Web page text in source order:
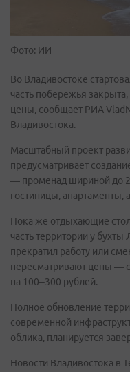
Фото: ИИ
Во Владивостоке
часть побережья
цены, сообщает РИА
Владивостока.
Масштабный проект
предусматривает
— променад шириной до
гостиницы,
Пока же отдыхающие
часть территории у
прекратил работу или
пересматривают цены —
на 100–300 рублей.
Полное обновление
современной
облика, планируется
Новости Владивостока в